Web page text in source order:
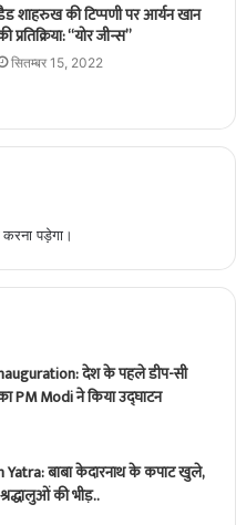
शाहरुख की टिप्पणी पर आर्यन खान
प्रतिक्रिया: “योर जीन्स”
सितम्बर 15, 2022
करना पड़ेगा।
देश के पहले डीप-सी
PM Modi ने किया उद्घाटन
बाबा केदारनाथ के कपाट खुले,
की भीड़..